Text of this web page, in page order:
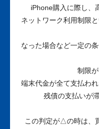
iPhone購入に際し、
ネットワーク利用制限
なった場合など一定の
制限が
端末代金が全て支払わ
残債の支払いが
この判定が△の時は、